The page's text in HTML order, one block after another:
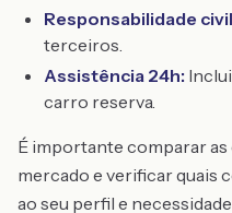
Responsabilidade
terceiros.
Assistência 24h:
carro reserva.
É importante comparar
mercado e verificar quais
ao seu perfil e